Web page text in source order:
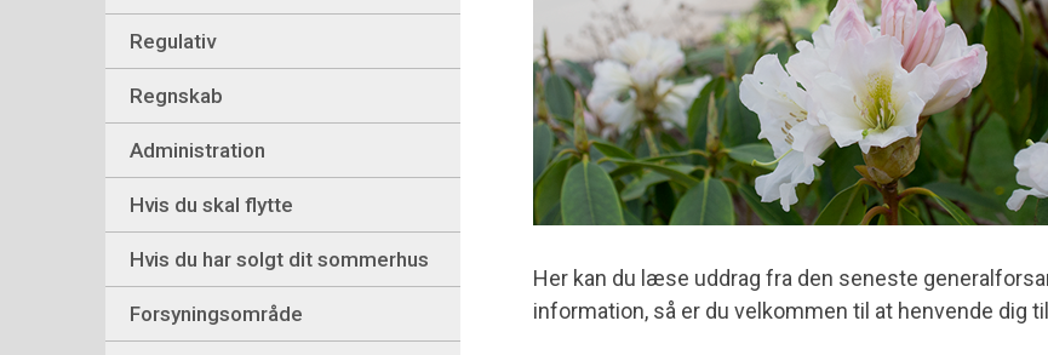
Regulativ
Regnskab
Administration
Hvis du skal flytte
Hvis du har solgt dit sommerhus
Forsyningsområde
Her kan du læse uddrag fra den seneste
information, så er du velkommen til at henvende dig